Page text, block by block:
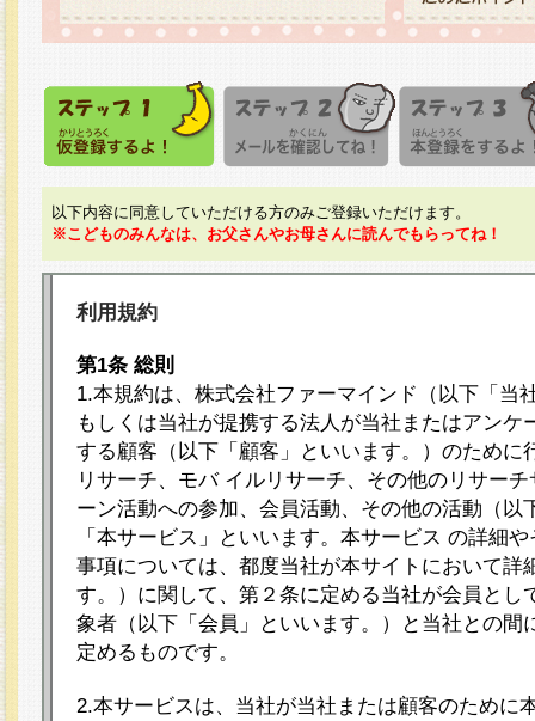
以下内容に同意していただける方のみご登録いただけます。
※こどものみんなは、お父さんやお母さんに読んでもらってね！
利用規約
第1条 総則
1.本規約は、株式会社ファーマインド（以下「当
もしくは当社が提携する法人が当社またはアンケ
する顧客（以下「顧客」といいます。）のために
リサーチ、モバ イルリサーチ、その他のリサー
ーン活動への参加、会員活動、その他の活動（以
「本サービス」といいます。本サービス の詳細
事項については、都度当社が本サイトにおいて詳
す。）に関して、第２条に定める当社が会員とし
象者（以下「会員」といいます。）と当社との間
定めるものです。
2.本サービスは、当社が当社または顧客のために